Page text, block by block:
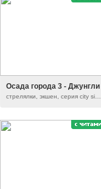
Осада города 3 - Джунгли